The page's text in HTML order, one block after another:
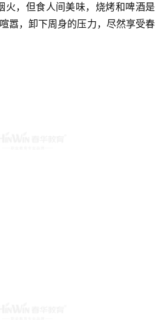
火，但食人间美味，烧烤和啤酒是
嚣，卸下周身的压力，尽然享受春